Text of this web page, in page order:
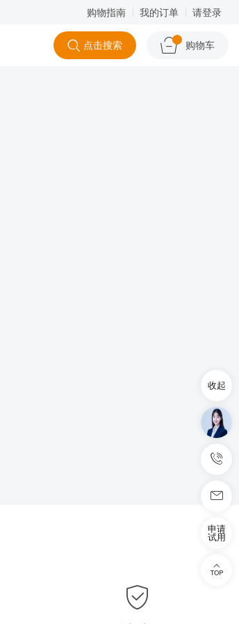
购物指南 我的订单 请登录
点击搜索 购物车
收起
申请
试用